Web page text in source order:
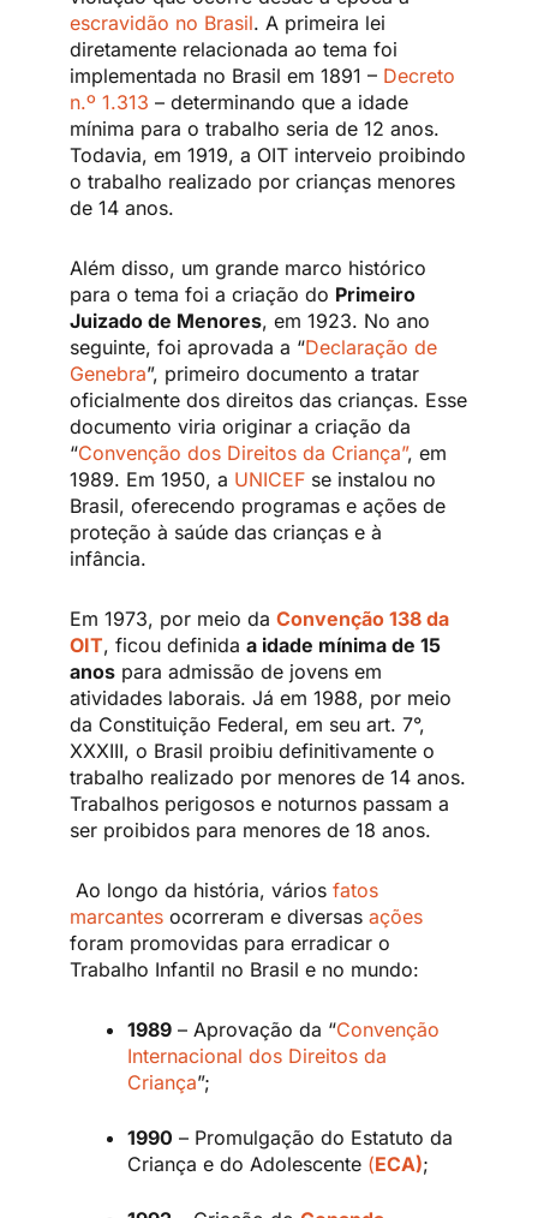
escravidão no Brasil. A primeira lei
diretamente relacionada ao tema foi
implementada no Brasil em 1891 – Decreto
n.º 1.313 – determinando que a idade
mínima para o trabalho seria de 12 anos.
Todavia, em 1919, a OIT interveio proibindo
o trabalho realizado por crianças menores
de 14 anos.
Além disso, um grande marco histórico
para o tema foi a criação do Primeiro
Juizado de Menores, em 1923. No ano
seguinte, foi aprovada a “Declaração de
Genebra”, primeiro documento a tratar
oficialmente dos direitos das crianças. Esse
documento viria originar a criação da
“Convenção dos Direitos da Criança”, em
1989. Em 1950, a UNICEF se instalou no
Brasil, oferecendo programas e ações de
proteção à saúde das crianças e à
infância.
Em 1973, por meio daConvenção 138 da
OIT, ficou definidaa idade mínima de 15
anos para admissão de jovens em
atividades laborais. Já em 1988, por meio
da Constituição Federal, em seu art. 7°,
XXXIII, o Brasil proibiu definitivamente o
trabalho realizado por menores de 14 anos.
Trabalhos perigosos e noturnos passam a
ser proibidos para menores de 18 anos.
Ao longo da história, váriosfatos
marcantes ocorreram e diversasações
foram promovidas para erradicar o
Trabalho Infantil no Brasil e no mundo:
1989 – Aprovação da “Convenção
Internacional dos Direitos da
Criança”;
1990 – Promulgação do Estatuto da
Criança e do Adolescente (ECA);